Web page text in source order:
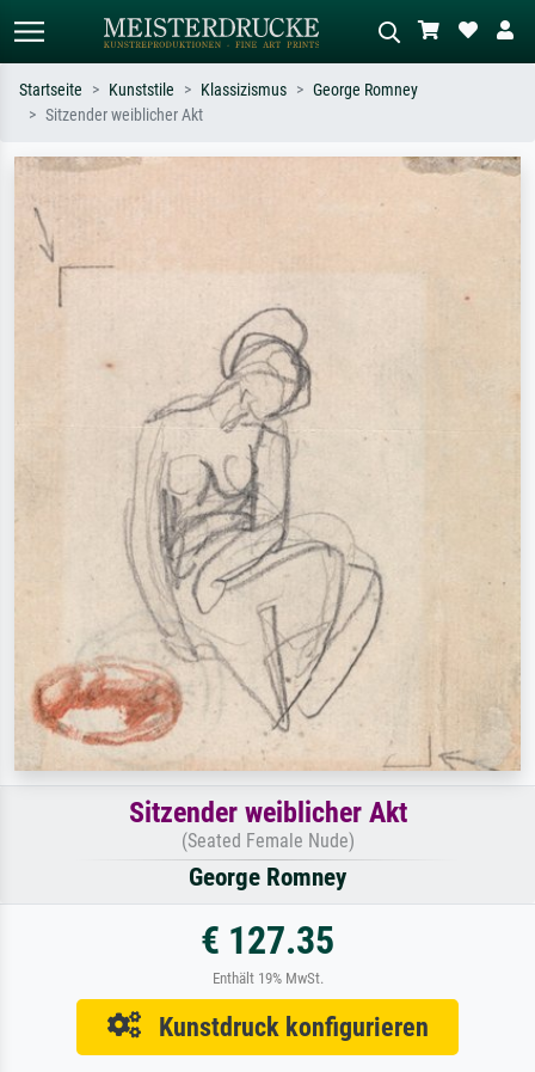
Suchen Sie nach Künstlern, Werktiteln
Sternennacht, Impressionismus, Welle
Beschreiben Sie die Szene – z.B. Grüne
Wiese, Abstrakt mit viel Rot, Dunkles
Startseite Kunststile Klassizismus
George Romney
Sitzender weiblicher Akt
Sitzender weiblicher Akt
(Seated Female Nude)
George Romney
€ 127.35
Enthält 19% MwSt.
Kunstdruck konfigurieren